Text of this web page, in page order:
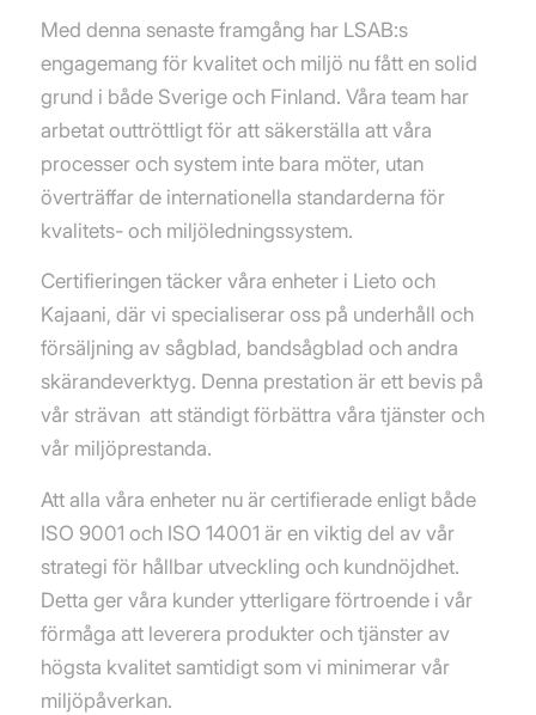
Med denna senaste framgång har LSAB:s
engagemang för kvalitet och miljö nu fått en solid
grund i både Sverige och Finland. Våra team har
arbetat outtröttligt för att säkerställa att våra
processer och system inte bara möter, utan
överträffar de internationella standarderna för
kvalitets- och miljöledningssystem.
Certifieringen täcker våra enheter i Lieto och
Kajaani, där vi specialiserar oss på underhåll och
försäljning av sågblad, bandsågblad och andra
skärandeverktyg. Denna prestation är ett bevis på
vår strävan att ständigt förbättra våra tjänster och
vår miljöprestanda.
Att alla våra enheter nu är certifierade enligt både
ISO 9001 och ISO 14001 är en viktig del av vår
strategi för hållbar utveckling och kundnöjdhet.
Detta ger våra kunder ytterligare förtroende i vår
förmåga att leverera produkter och tjänster av
högsta kvalitet samtidigt som vi minimerar vår
miljöpåverkan.